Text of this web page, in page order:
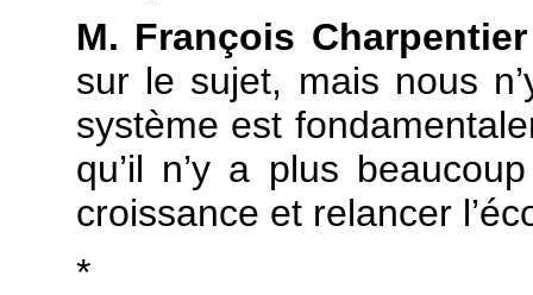
M. François
sur le sujet, mais nous
système est
qu’il n’y a plus
croissance et relancer
*